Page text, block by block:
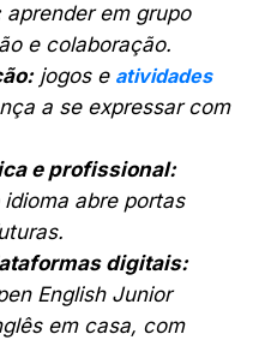
aprender em grupo
e colaboração.
jogos e atividades
a se expressar com
e profissional:
abre portas
digitais:
English Junior
em casa, com